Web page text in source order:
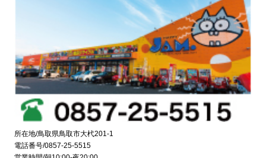
所在地/鳥取県鳥取市大杙201-1
電話番号/0857-25-5515